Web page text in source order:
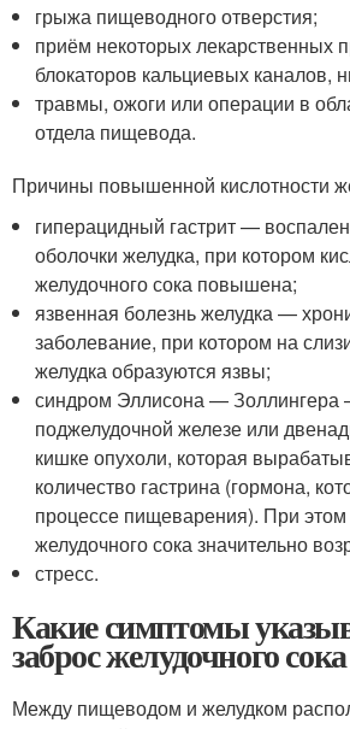
грыжа пищеводного отверстия;
приём некоторых лекарственных
блокаторов кальциевых каналов,
травмы, ожоги или операции в
отдела пищевода.
Причины повышенной кислотности
гиперацидный гастрит —
оболочки желудка, при котором
желудочного сока повышена;
язвенная болезнь желудка —
заболевание, при котором на
желудка образуются язвы;
синдром Эллисона — Золлингера
поджелудочной железе или
кишке опухоли, которая
количество гастрина (гормона,
процессе пищеварения). При этом
желудочного сока значительно
стресс.
Какие симптомы
заброс желудочного
Между пищеводом и желудком